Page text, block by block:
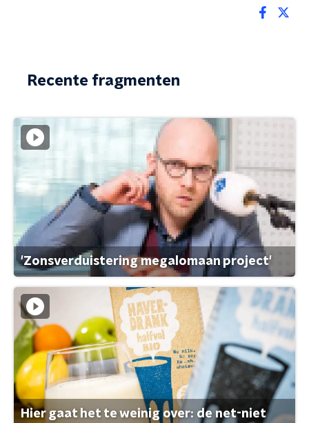
Recente fragmenten
'Zonsverduistering megalomaan project'
Hier gaat het te weinig over: de net-niet